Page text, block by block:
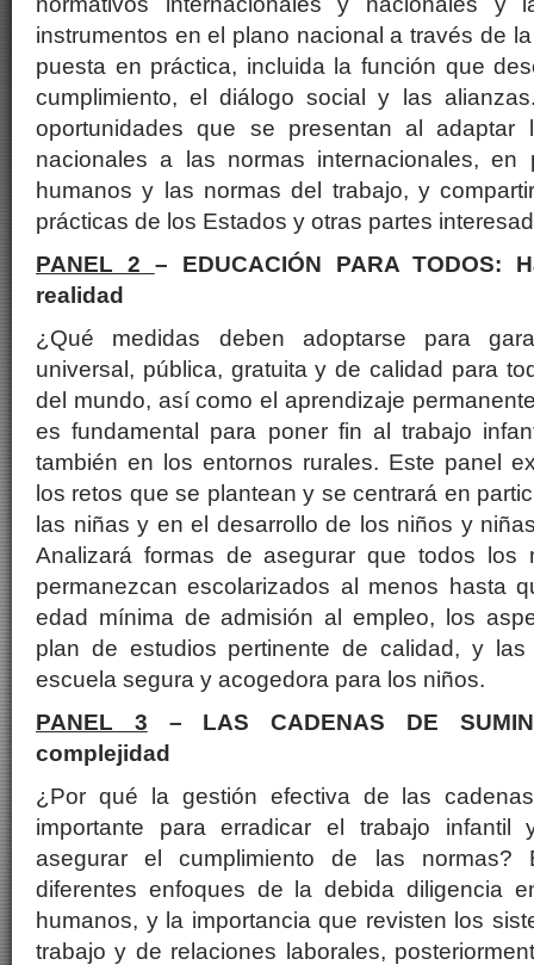
instrumentos en el plano nacional a través de
puesta en práctica, incluida la función que
cumplimiento, el diálogo social y las
oportunidades que se presentan al adaptar
nacionales a las normas internacionales, en
humanos y las normas del trabajo, y
prácticas de los Estados y otras partes
PANEL 2 – EDUCACIÓN PARA TODOS:
realidad
¿Qué medidas deben adoptarse para
universal, pública, gratuita y de calidad para
del mundo, así como el aprendizaje
es fundamental para poner fin al trabajo
también en los entornos rurales. Este panel
los retos que se plantean y se centrará en
las niñas y en el desarrollo de los niños y
Analizará formas de asegurar que todos los
permanezcan escolarizados al menos hasta
edad mínima de admisión al empleo, los
plan de estudios pertinente de calidad, y
escuela segura y acogedora para los niños.
PANEL 3 – LAS CADENAS DE
complejidad
¿Por qué la gestión efectiva de las
importante para erradicar el trabajo
asegurar el cumplimiento de las normas?
diferentes enfoques de la debida diligencia
humanos, y la importancia que revisten los
trabajo y de relaciones laborales,